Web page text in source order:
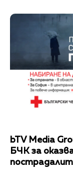
bTV Media
БЧК за